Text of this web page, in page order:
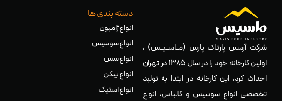
شرکت آرسس پارتاک پارس (مــاســیــس) ،
اولین کارخانه خود را در سال ۱۳۸۵ در تهران
احداث کرد، این کارخانه در ابتدا به تولید
تخصصی انواع سوسیس و کالباس، انواع
دسته بندی ها
انواع ژامبون
انواع سوسیس
انواع سس
انواع بیکن
انواع استیک